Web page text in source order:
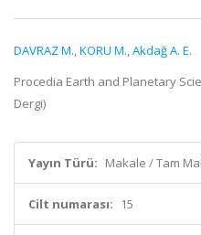
DAVRAZ M.,KORU M.,Akdağ A. E.
Procedia Earth and Planetary
Dergi)
Yayın Türü: Makale / Tam
Cilt numarası: 15